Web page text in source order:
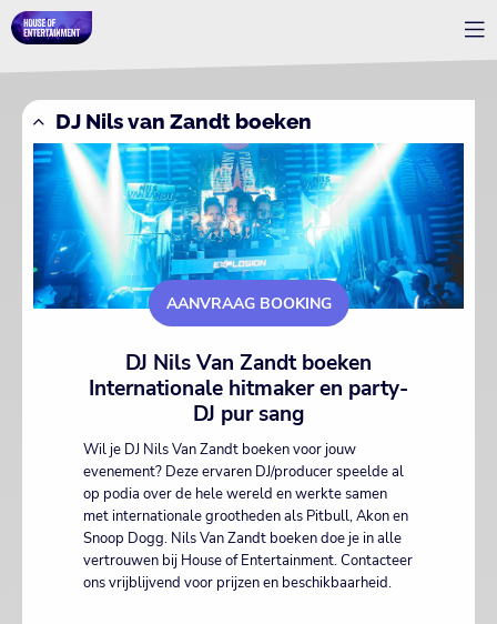
DJ Nils van Zandt boeken
AANVRAAG BOOKING
DJ Nils Van Zandt boeken
Internationale hitmaker en party-
DJ pur sang
Wil je DJ Nils Van Zandt boeken voor jouw
evenement? Deze ervaren DJ/producer speelde al
op podia over de hele wereld en werkte samen
met internationale grootheden als Pitbull, Akon en
Snoop Dogg. Nils Van Zandt boeken doe je in alle
vertrouwen bij House of Entertainment. Contacteer
ons vrijblijvend voor prijzen en beschikbaarheid.